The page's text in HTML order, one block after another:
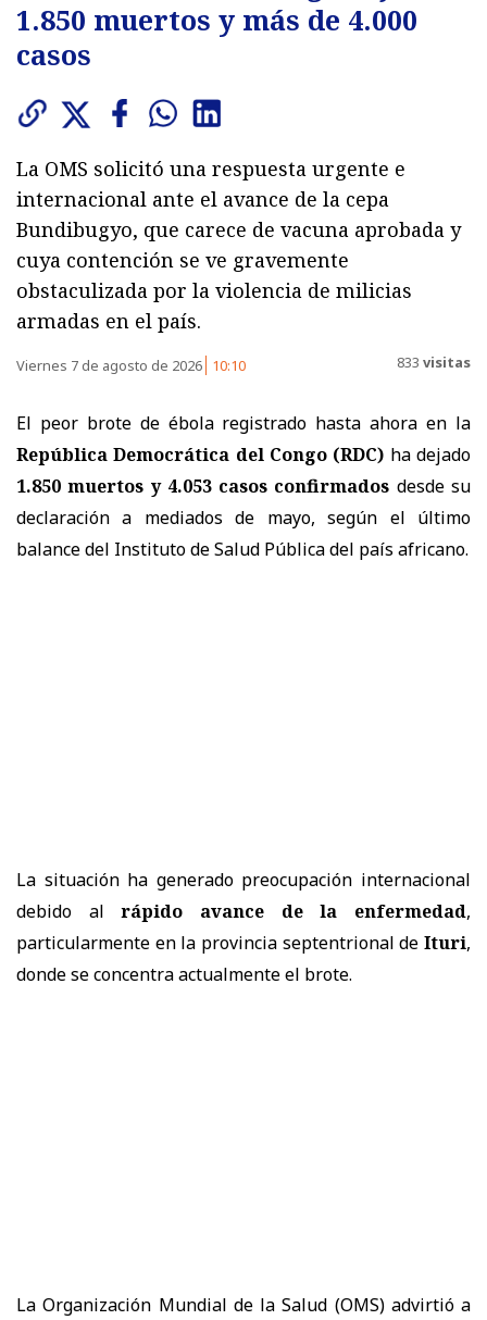
1.850 muertos y más de 4.000
casos
La OMS solicitó una respuesta urgente e
internacional ante el avance de la cepa
Bundibugyo, que carece de vacuna aprobada y
cuya contención se ve gravemente
obstaculizada por la violencia de milicias
armadas en el país.
Viernes 7 de agosto de 2026 10:10 833 visitas
El peor brote de ébola registrado hasta ahora en la
República Democrática del Congo (RDC) ha dejado
1.850 muertos y 4.053 casos confirmados desde su
declaración a mediados de mayo, según el último
balance del Instituto de Salud Pública del país africano.
La situación ha generado preocupación internacional
debido alrápido avance de la enfermedad,
particularmente en la provincia septentrional de Ituri,
donde se concentra actualmente el brote.
La Organización Mundial de la Salud (OMS) advirtió a